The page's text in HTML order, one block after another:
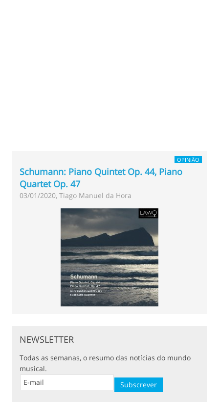
OPINIÃO
Schumann: Piano Quintet Op. 44, Piano
Quartet Op. 47
03/01/2020, Tiago Manuel da Hora
NEWSLETTER
Todas as semanas, o resumo das notícias do mundo
musical.